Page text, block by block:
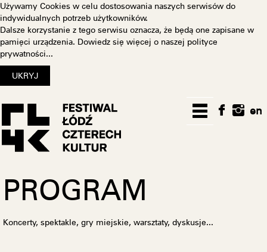
Używamy Cookies w celu dostosowania naszych serwisów do
indywidualnych potrzeb użytkowników.
Dalsze korzystanie z tego serwisu oznacza, że będą one zapisane w
pamięci urządzenia. Dowiedz się więcej o naszej polityce
prywatności...
en
PROGRAM
Koncerty, spektakle, gry miejskie, warsztaty, dyskusje...